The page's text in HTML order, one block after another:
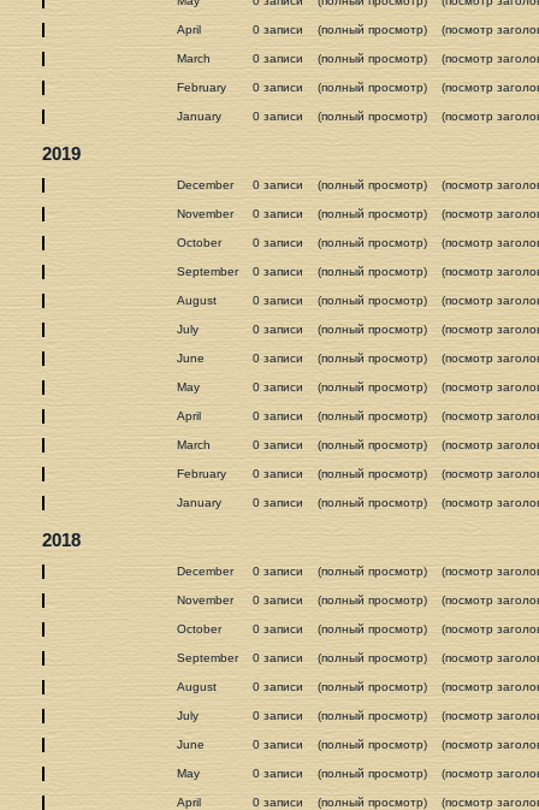
April 0 записи (полный просмотр) (посмотр
March 0 записи (полный просмотр) (посмотр
February 0 записи (полный просмотр) (посмотр
January 0 записи (полный просмотр) (посмотр
2019
December 0 записи (полный просмотр) (посмотр
November 0 записи (полный просмотр) (посмотр
October 0 записи (полный просмотр) (посмотр
September 0 записи (полный просмотр) (посмотр
August 0 записи (полный просмотр) (посмотр
July 0 записи (полный просмотр) (посмотр
June 0 записи (полный просмотр) (посмотр
May 0 записи (полный просмотр) (посмотр
April 0 записи (полный просмотр) (посмотр
March 0 записи (полный просмотр) (посмотр
February 0 записи (полный просмотр) (посмотр
January 0 записи (полный просмотр) (посмотр
2018
December 0 записи (полный просмотр) (посмотр
November 0 записи (полный просмотр) (посмотр
October 0 записи (полный просмотр) (посмотр
September 0 записи (полный просмотр) (посмотр
August 0 записи (полный просмотр) (посмотр
July 0 записи (полный просмотр) (посмотр
June 0 записи (полный просмотр) (посмотр
May 0 записи (полный просмотр) (посмотр
April 0 записи (полный просмотр) (посмотр